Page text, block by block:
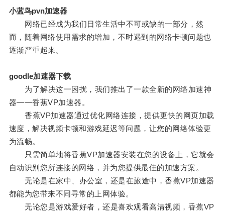
小蓝鸟pvn加速器
网络已经成为我们日常生活中不可或缺的一部分，然
而，随着网络使用需求的增加，不时遇到的网络卡顿问题也
逐渐严重起来。
goodle加速器下载
为了解决这一困扰，我们推出了一款全新的网络加速神
器——香蕉VP加速器。
香蕉VP加速器通过优化网络连接，提供更快的网页加载
速度，解决视频卡顿和游戏延迟等问题，让您的网络体验更
为流畅。
只需简单地将香蕉VP加速器安装在您的设备上，它就会
自动识别您所连接的网络，并为您提供最佳的加速方案。
无论是在家中、办公室，还是在旅途中，香蕉VP加速器
都能为您带来不同寻常的上网体验。
无论您是游戏爱好者，还是喜欢观看高清视频，香蕉VP